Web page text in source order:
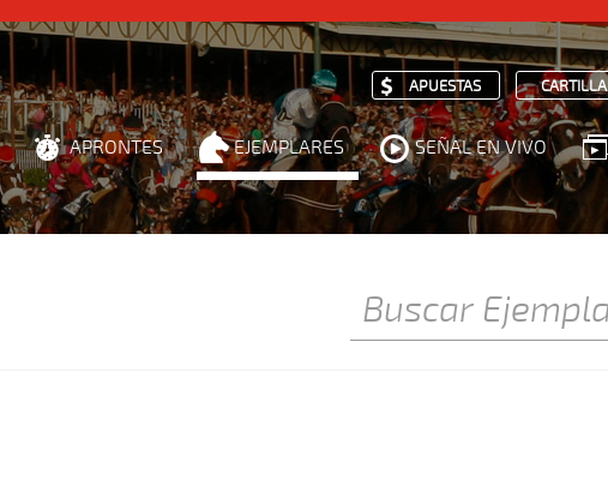
APUESTAS CARTILLA
APRONTES EJEMPLARES SEÑAL EN VIVO